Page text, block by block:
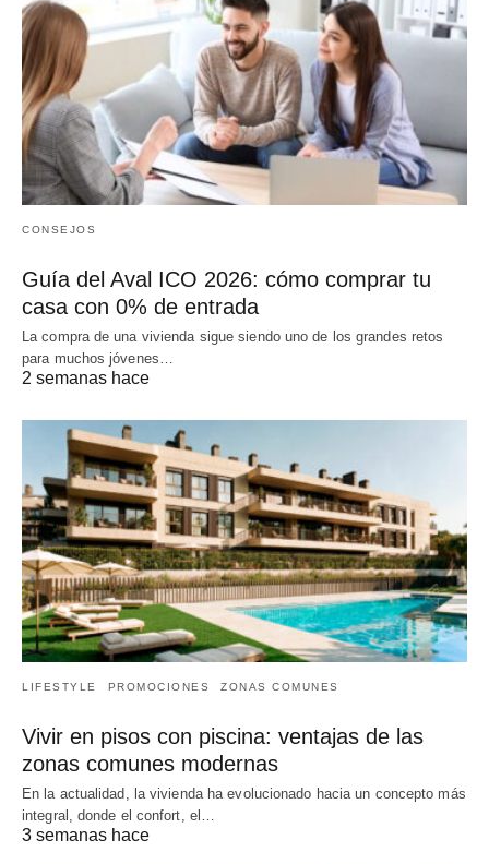
CONSEJOS
Guía del Aval ICO 2026: cómo comprar tu
casa con 0% de entrada
La compra de una vivienda sigue siendo uno de los grandes retos
para muchos jóvenes…
2 semanas hace
LIFESTYLE PROMOCIONES ZONAS COMUNES
Vivir en pisos con piscina: ventajas de las
zonas comunes modernas
En la actualidad, la vivienda ha evolucionado hacia un concepto más
integral, donde el confort, el…
3 semanas hace